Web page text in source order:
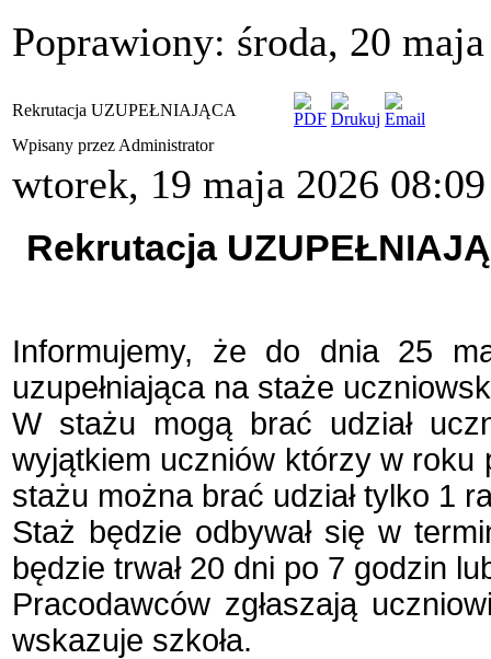
Poprawiony: środa, 20
Rekrutacja UZUPEŁNIAJĄCA
Wpisany przez Administrator
wtorek, 19 maja 2026 08:09
Rekrutacja
Informujemy, że do dnia 25
uzupełniająca na staże
W stażu mogą brać udział
wyjątkiem uczniów którzy w
stażu można brać udział tylko 1
Staż będzie odbywał się w
będzie trwał 20 dni po 7 godzin
Pracodawców zgłaszają
wskazuje szkoła.